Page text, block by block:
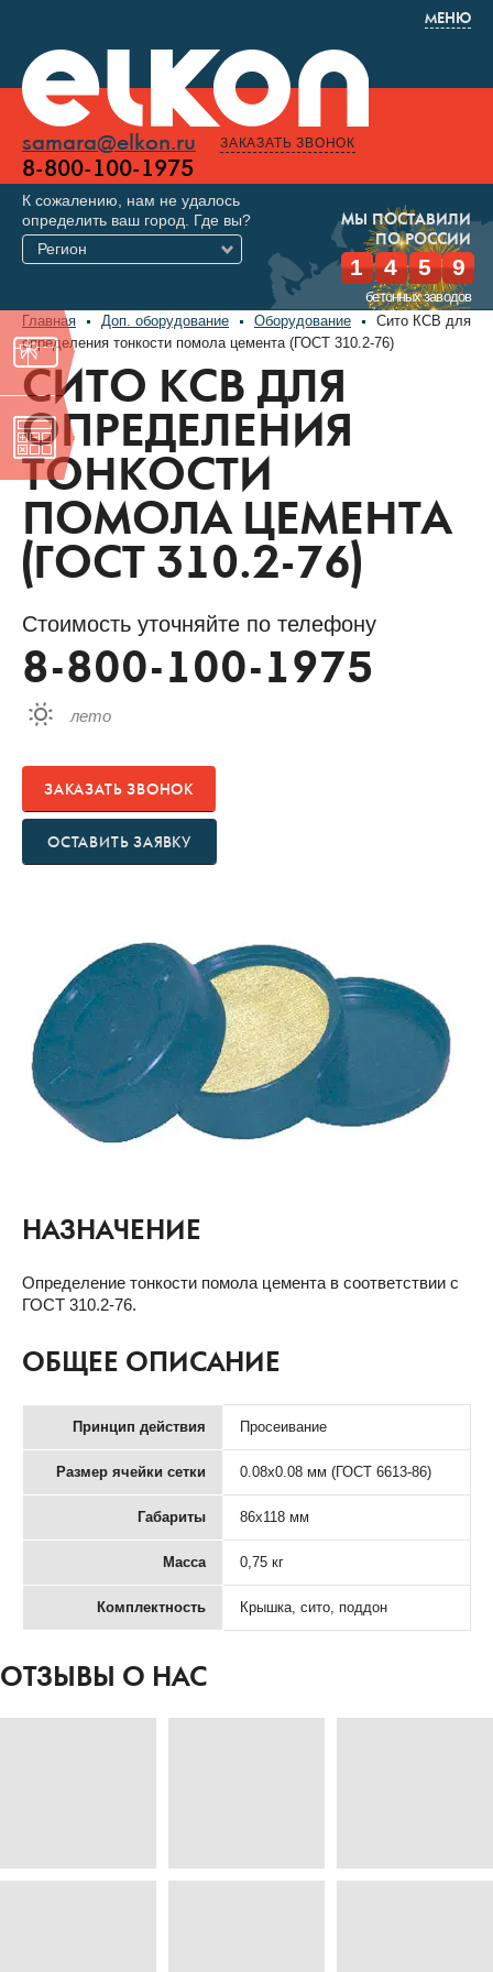
МЕНЮ
samara@elkon.ru
8-800-100-1975
ЗАКАЗАТЬ ЗВОНОК
МЫ ПОСТАВИЛИ
ПО РОССИИ
1 4 5 9
бетонных заводов
К сожалению, нам не удалось
определить ваш город. Где вы?
Регион
Главная Доп. оборудование Оборудование
Сито КСВ для
определения тонкости помола цемента (ГОСТ 310.2-76)
СИТО КСВ ДЛЯ
ОПРЕДЕЛЕНИЯ
ТОНКОСТИ
ПОМОЛА ЦЕМЕНТА
(ГОСТ 310.2-76)
Стоимость уточняйте по телефону
8-800-100-1975
лето
ЗАКАЗАТЬ ЗВОНОК
ОСТАВИТЬ ЗАЯВКУ
НАЗНАЧЕНИЕ
Определение тонкости помола цемента в соответствии с
ГОСТ 310.2-76.
ОБЩЕЕ ОПИСАНИЕ
Принцип действия Просеивание
Размер ячейки сетки 0.08х0.08 мм (ГОСТ 6613-86)
Габариты 86x118 мм
Масса 0,75 кг
Комплектность Крышка, сито, поддон
ОТЗЫВЫ О НАС